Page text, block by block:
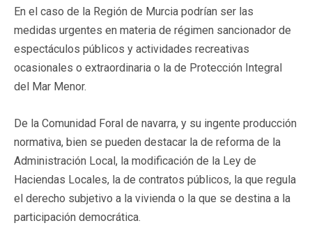
En el caso de la Región de Murcia podrían ser las
medidas urgentes en materia de régimen sancionador de
espectáculos públicos y actividades recreativas
ocasionales o extraordinaria o la de Protección Integral
del Mar Menor.
De la Comunidad Foral de navarra, y su ingente producción
normativa, bien se pueden destacar la de reforma de la
Administración Local, la modificación de la Ley de
Haciendas Locales, la de contratos públicos, la que regula
el derecho subjetivo a la vivienda o la que se destina a la
participación democrática.